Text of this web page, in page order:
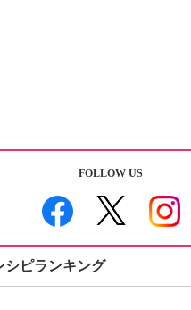
FOLLOW US
シピランキング